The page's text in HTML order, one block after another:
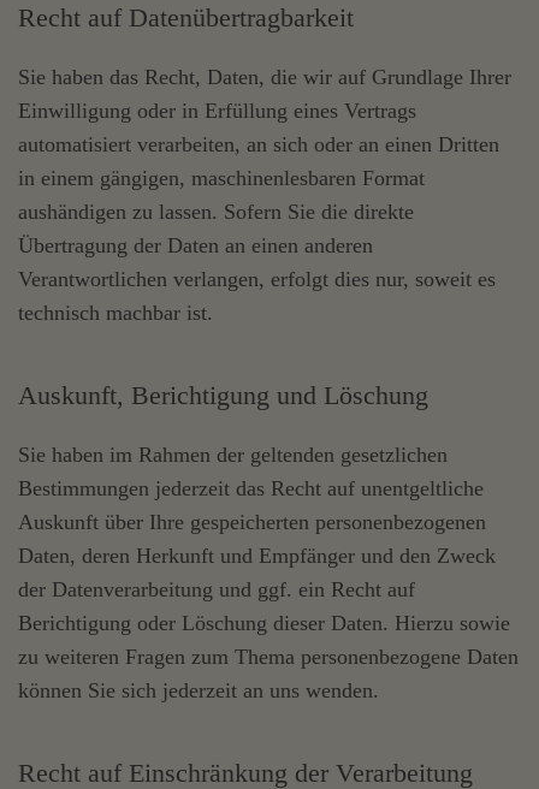
Recht auf Daten­übertrag­barkeit
Sie haben das Recht, Daten, die wir auf Grundlage Ihrer
Einwilligung oder in Erfüllung eines Vertrags
automatisiert verarbeiten, an sich oder an einen Dritten
in einem gängigen, maschinenlesbaren Format
aushändigen zu lassen. Sofern Sie die direkte
Übertragung der Daten an einen anderen
Verantwortlichen verlangen, erfolgt dies nur, soweit es
technisch machbar ist.
Auskunft, Berichtigung und Löschung
Sie haben im Rahmen der geltenden gesetzlichen
Bestimmungen jederzeit das Recht auf unentgeltliche
Auskunft über Ihre gespeicherten personenbezogenen
Daten, deren Herkunft und Empfänger und den Zweck
der Datenverarbeitung und ggf. ein Recht auf
Berichtigung oder Löschung dieser Daten. Hierzu sowie
zu weiteren Fragen zum Thema personenbezogene Daten
können Sie sich jederzeit an uns wenden.
Recht auf Einschränkung der Verarbeitung